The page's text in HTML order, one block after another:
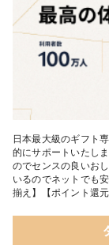
日本最大級のギフト
的にサポートいたし
のでセンスの良いお
いるのでネットでも
揃え】【ポイント還